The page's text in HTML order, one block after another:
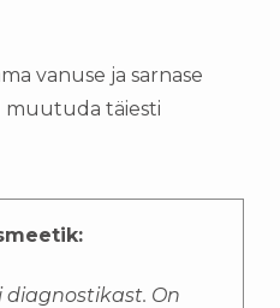
vanuse ja sarnase
muutuda täiesti
diagnostikast. On